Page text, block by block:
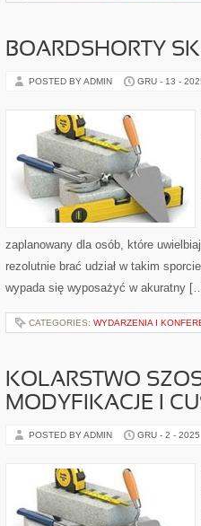
BOARDSHORTY
POSTED BY ADMIN GRU - 13 -
zaplanowany dla osób, które
rezolutnie brać udział w takim
wypada się wyposażyć w akuratny
CATEGORIES: WYDARZENIA I
KOLARSTWO
MODYFIKACJE I
POSTED BY ADMIN GRU - 2 - 2025